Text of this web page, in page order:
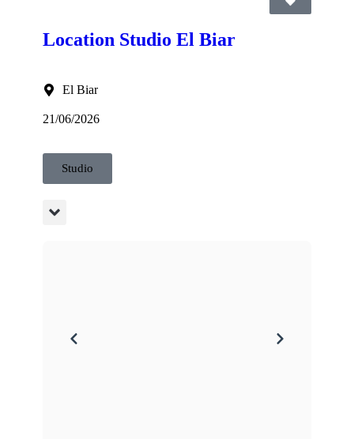
Location Studio El Biar
El Biar
21/06/2026
Studio